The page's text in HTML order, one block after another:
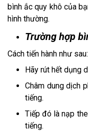
bình ắc quy khô của
hình thường.
Trường hợp
Cách tiến hành như sau:
Hãy rút hết dụng
Châm dung dịch
tiếng.
Tiếp đó là nạp
tiếng.